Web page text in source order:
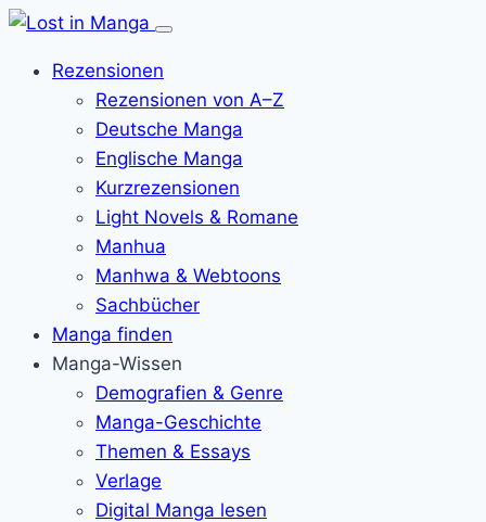
Menü
Rezensionen
Rezensionen von A–Z
Deutsche Manga
Englische Manga
Kurzrezensionen
Light Novels & Romane
Manhua
Manhwa & Webtoons
Sachbücher
Manga finden
Manga-Wissen
Demografien & Genre
Manga-Geschichte
Themen & Essays
Verlage
Digital Manga lesen